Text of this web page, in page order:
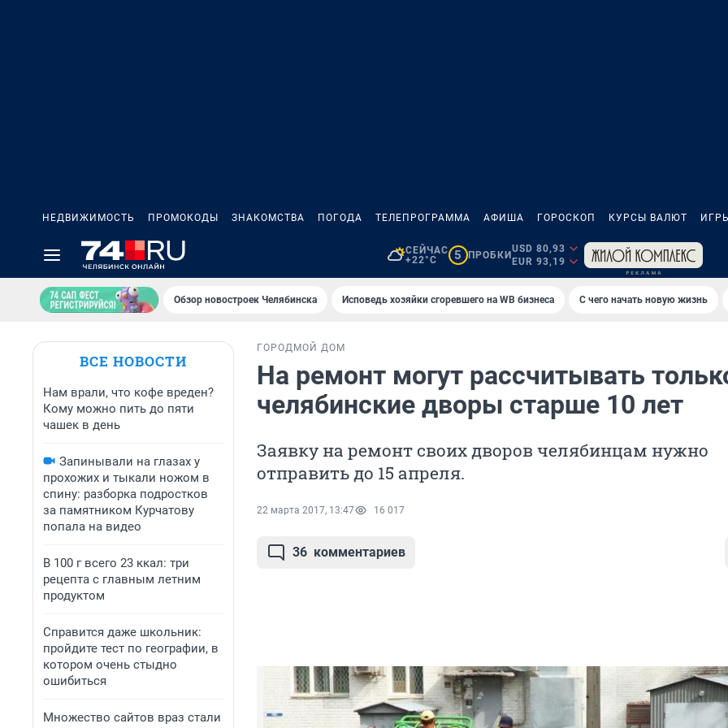
НЕДВИЖИМОСТЬ ПРОМОКОДЫ ЗНАКОМСТВА ПОГОДА ТЕЛЕПРОГРАММА АФИША ГОРОСКОП КУРСЫ ВАЛЮТ
СЕЙЧАС
+22°C
5 ПРОБКИ
USD 80,93
EUR 93,19
Обзор новостроек Челябинска Исповедь хозяйки сгоревшего на WB бизнеса С чего начать новую жизнь
ВСЕ НОВОСТИ
Нам врали, что кофе вреден?
Кому можно пить до пяти
чашек в день
Запинывали на глазах у
прохожих и тыкали ножом в
спину: разборка подростков
за памятником Курчатову
попала на видео
В 100 г всего 23 ккал: три
рецепта с главным летним
продуктом
Справится даже школьник:
пройдите тест по географии, в
котором очень стыдно
ошибиться
Множество сайтов враз стали
ГОРОД МОЙ ДОМ
На ремонт могут рассчитывать
челябинские дворы старше 10 лет
Заявку на ремонт своих дворов челябинцам нужно
отправить до 15 апреля.
22 марта 2017, 13:47 16 017
36 комментариев